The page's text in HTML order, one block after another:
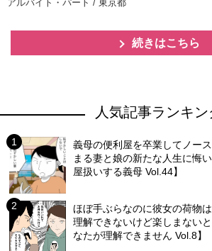
アルバイト・パート / 東京都
続きはこちら
人気記事ランキン
義母の便利屋を卒業してノー
まる妻と娘の新たな人生に悔
屋扱いする義母 Vol.44】
ほぼ手ぶらなのに彼女の荷物
理解できないけど楽しまない
なたが理解できません Vol.8】